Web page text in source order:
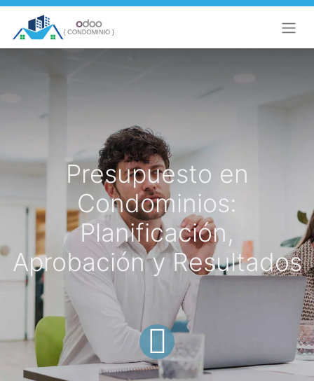
Presupuesto en
Condominios:
Planificación,
Aprobación y Resultados